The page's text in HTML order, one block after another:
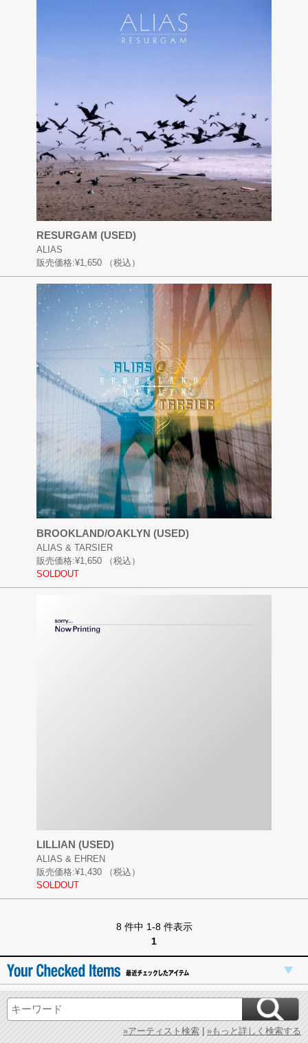
RESURGAM (USED)
ALIAS
販売価格:¥1,650 （税込）
BROOKLAND/OAKLYN (USED)
ALIAS & TARSIER
販売価格:¥1,650
（税込）
SOLDOUT
LILLIAN (USED)
ALIAS & EHREN
販売価格:¥1,430
（税込）
SOLDOUT
8 件中 1-8 件表示
1
»アーティスト検索 | »もっと詳しく検索する